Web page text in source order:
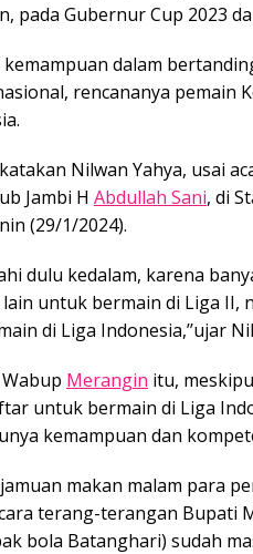
pada Gubernur Cup 2023
dalam
rencananya pemain
Nilwan Yahya, usai
Jambi H Abdullah Sani, di
(29/1/2024).
dulu kedalam, karena
untuk bermain di Liga
di Liga Indonesia,’’ujar
Merangin itu,
untuk bermain di Liga
kemampuan dan
makan malam para
terang-terangan Bupati
bola Batanghari) sudah